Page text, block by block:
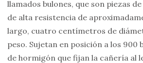
llamados bulones, que son piezas
de alta resistencia de
largo, cuatro centímetros de
peso. Sujetan en posición a los 900
de hormigón que fijan la cañería al